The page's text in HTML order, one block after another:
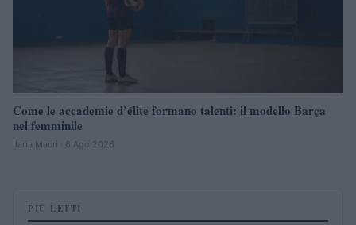
Come le accademie d’élite formano talenti: il modello Barça
nel femminile
Ilaria Mauri · 6 Ago 2026
PIÙ LETTI